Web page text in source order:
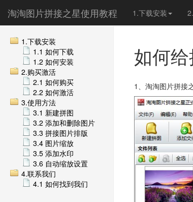
淘淘图片拼接之星使用教程 1.下载安装
1.下载安装
1.1 如何下载
1.2 如何安装
2.购买激活
2.1 如何购买
2.2 如何激活
3.使用方法
3.1 新建拼图
3.2 添加和删除图片
3.3 拼接图片排版
3.4 图片缩放
3.5 添加水印
3.6 自动缩放设置
4.联系我们
4.1 如何找到我们
如何
1、淘淘图片拼接